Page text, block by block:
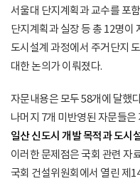
서울대 단지계획과 교수를 포
단지계획과 실장 등 총 12명이
도시설계 과정에서 주거단지
대한 논의가 이뤄졌다.
자문내용은 모두 58개에 달했
나머지 7개 미반영된 자문들
일산 신도시 개발 목적과 도시
이러한 문제점은 국회 관련 자
국회 건설위원회에서 열린 제